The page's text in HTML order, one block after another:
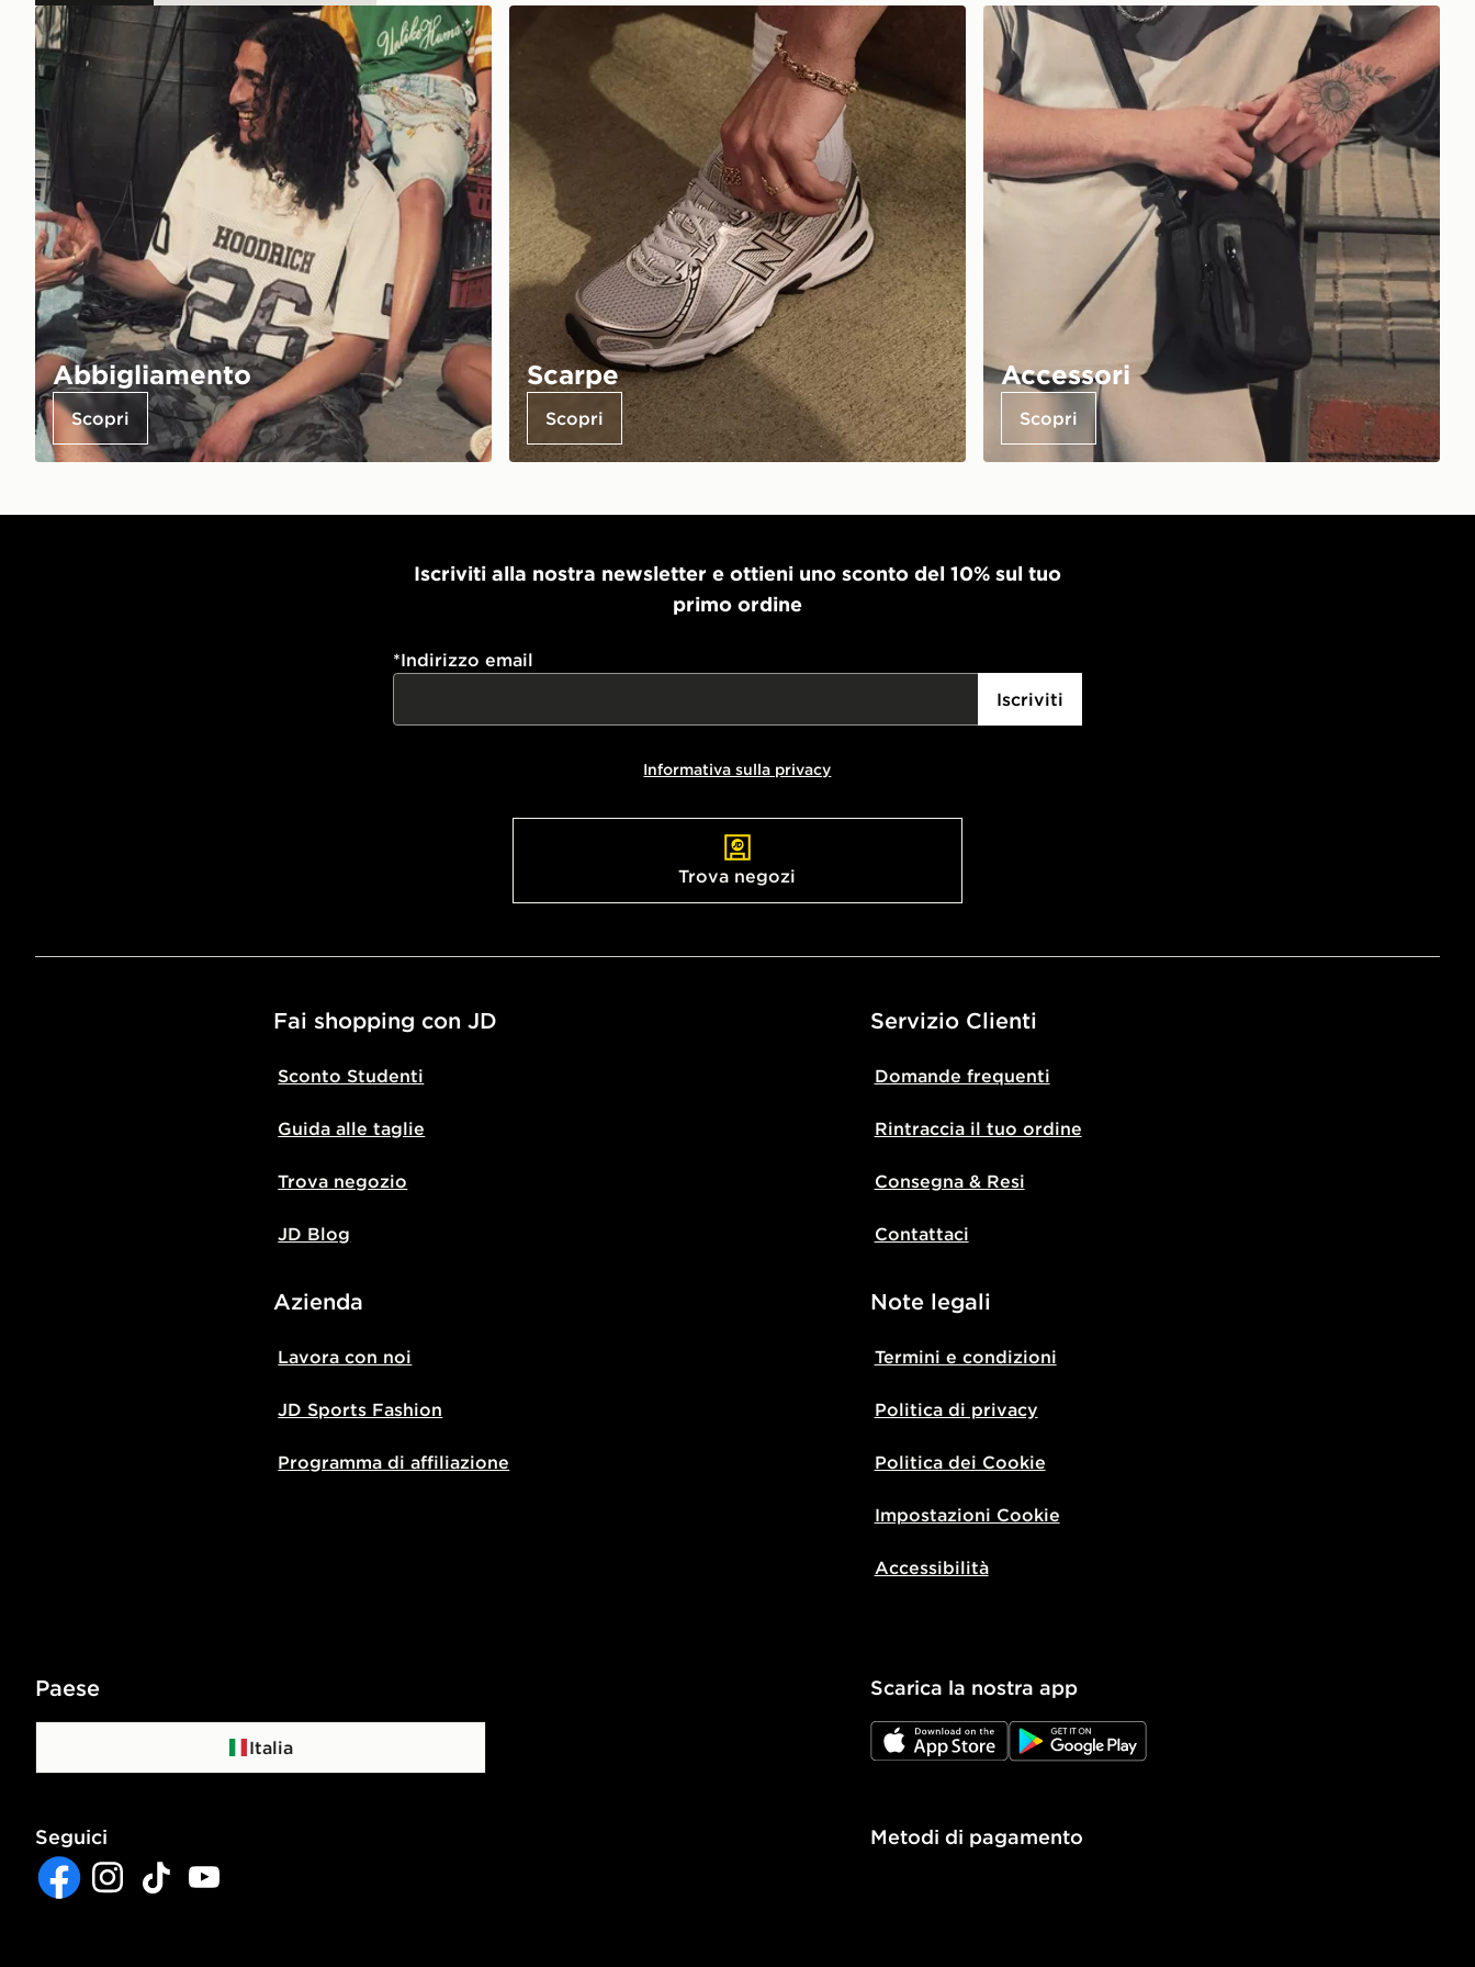
Abbigliamento
Scopri
Scarpe
Scopri
Accessori
Scopri
Iscriviti alla nostra newsletter e ottieni uno sconto del 10% sul tuo
primo ordine
*Indirizzo email
Iscriviti
Informativa sulla privacy
Trova negozi
Fai shopping con JD
Sconto Studenti
Guida alle taglie
Trova negozio
JD Blog
Servizio Clienti
Domande frequenti
Rintraccia il tuo ordine
Consegna & Resi
Contattaci
Azienda
Lavora con noi
JD Sports Fashion
Programma di affiliazione
Note legali
Termini e condizioni
Politica di privacy
Politica dei Cookie
Impostazioni Cookie
Accessibilità
Paese
Italia
Scarica la nostra app
JD App Store JD Google Play
Seguici Metodi di pagamento